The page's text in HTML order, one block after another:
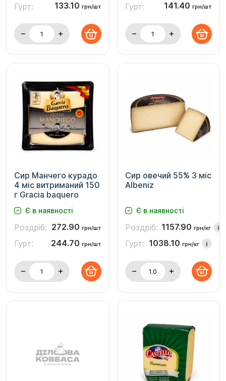
Гурт: 133.10 грн/шт Гурт: 141.40 грн/шт
Сир Манчего курадо
4 міс витриманий 150
г Gracia baquero
Є в наявності
Роздріб: 272.90 грн/шт
Гурт: 244.70 грн/шт
Сир овечий 55% 3 міс
Albeniz
Є в наявності
Роздріб: 1157.90 грн/кг i
Гурт: 1038.10 грн/кг i